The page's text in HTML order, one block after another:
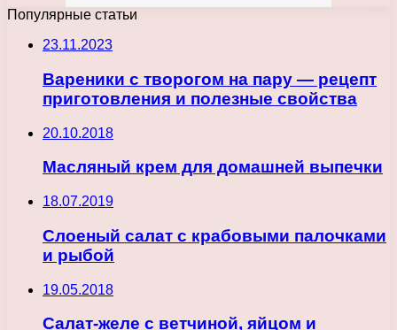
Популярные статьи
23.11.2023
Вареники с творогом на пару — рецепт
приготовления и полезные свойства
20.10.2018
Масляный крем для домашней выпечки
18.07.2019
Слоеный салат с крабовыми палочками
и рыбой
19.05.2018
Салат-желе с ветчиной, яйцом и